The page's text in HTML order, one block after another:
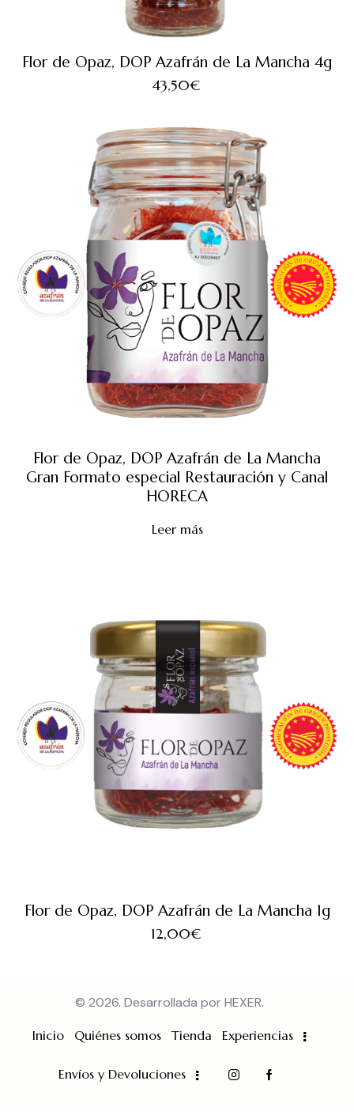
Flor de Opaz, DOP Azafrán de La Mancha 4g
43,50€
Flor de Opaz, DOP Azafrán de La Mancha
Gran Formato especial Restauración y Canal
HORECA
Leer más
Flor de Opaz, DOP Azafrán de La Mancha 1g
12,00€
© 2026. Desarrollada porHEXER.
Inicio Quiénes somos Tienda Experiencias
Envíos y Devoluciones